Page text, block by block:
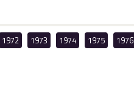
1972 1973 1974 1975 1976